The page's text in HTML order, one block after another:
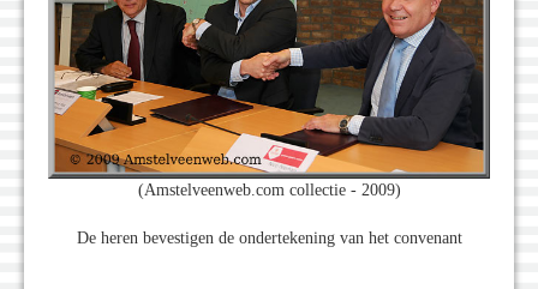
(Amstelveenweb.com collectie - 2009)
De heren bevestigen de ondertekening van het convenant